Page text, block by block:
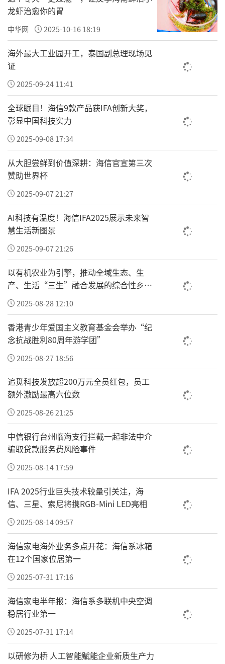
龙虾治愈你的胃
中华网 2025-10-16 18:19
海外最大工业园开工，泰国副总理现场见
证
2025-09-24 11:41
全球瞩目！海信9款产品获IFA创新大奖，
彰显中国科技实力
2025-09-08 17:34
从大胆尝鲜到价值深耕：海信官宣第三次
赞助世界杯
2025-09-07 21:27
AI科技有温度！海信IFA2025展示未来智
慧生活新图景
2025-09-07 21:26
以有机农业为引擎，推动全域生态、生
产、生活“三生”融合发展的综合性乡村
振兴“车河”
2025-08-28 12:10
香港青少年爱国主义教育基金会举办“纪
念抗战胜利80周年游学团”
2025-08-27 18:56
追觅科技发放超200万元全员红包，员工
额外激励最高六位数
2025-08-26 21:25
中信银行台州临海支行拦截一起非法中介
骗取贷款服务费风险事件
2025-08-14 17:59
IFA 2025行业巨头技术较量引关注，海
信、三星、索尼将携RGB-Mini LED亮相
2025-08-14 09:57
海信家电海外业务多点开花：海信系冰箱
在12个国家位居第一
2025-07-31 17:16
海信家电半年报：海信系多联机中央空调
稳居行业第一
2025-07-31 17:14
以研修为桥 人工智能赋能企业新质生产力